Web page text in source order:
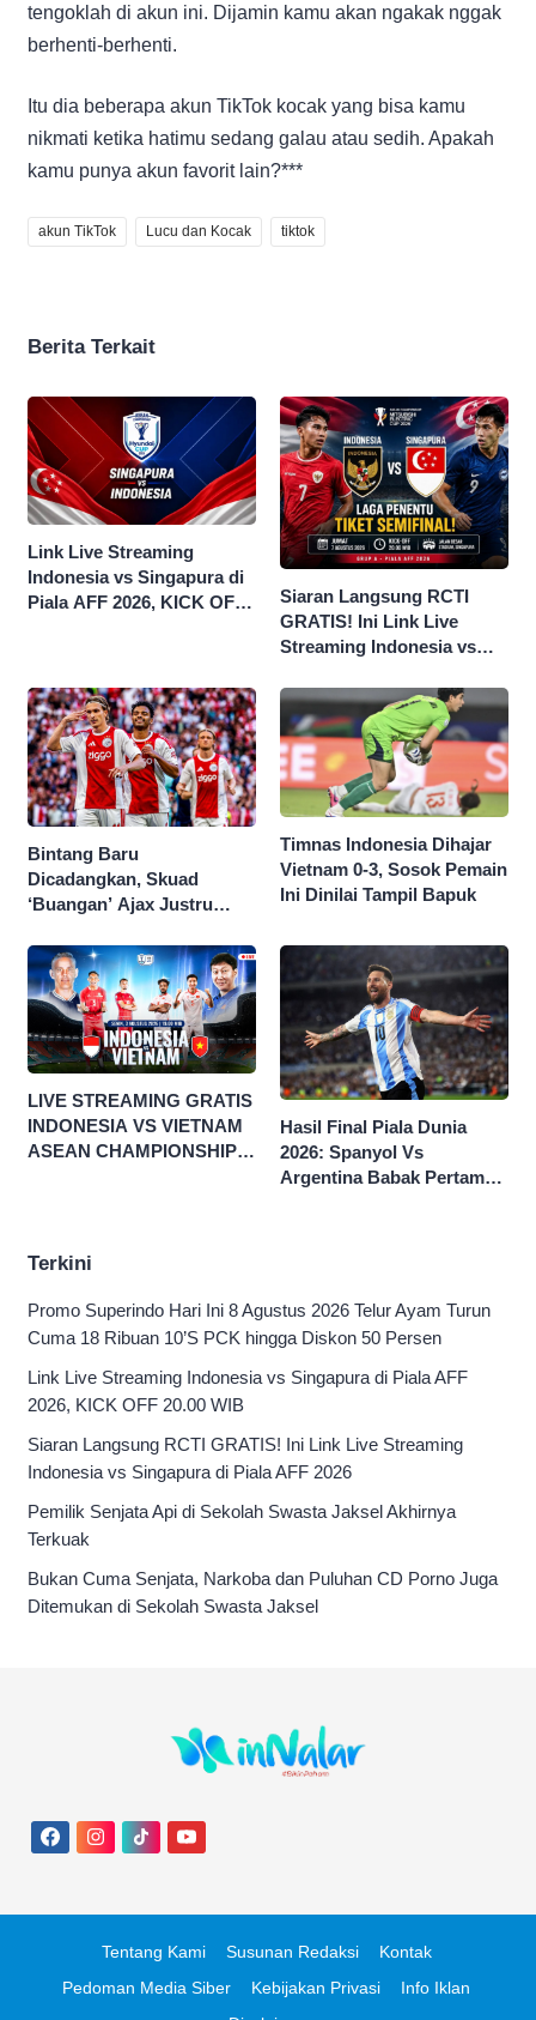
tengoklah di akun ini. Dijamin kamu akan ngakak nggak
berhenti-berhenti.
Itu dia beberapa akun TikTok kocak yang bisa kamu
nikmati ketika hatimu sedang galau atau sedih. Apakah
kamu punya akun favorit lain?***
akun TikTok Lucu dan Kocak tiktok
Berita Terkait
Link Live Streaming
Indonesia vs Singapura di
Piala AFF 2026, KICK OFF
Siaran Langsung RCTI
GRATIS! Ini Link Live
Streaming Indonesia vs
2026
Bintang Baru
Dicadangkan, Skuad
‘Buangan’ Ajax Justru
Timnas Indonesia Dihajar
Vietnam 0-3, Sosok Pemain
Ini Dinilai Tampil Bapuk
LIVE STREAMING GRATIS
INDONESIA VS VIETNAM
ASEAN CHAMPIONSHIP
Hasil Final Piala Dunia
2026: Spanyol Vs
Argentina Babak Pertama
Terkini
Promo Superindo Hari Ini 8 Agustus 2026 Telur Ayam Turun
Cuma 18 Ribuan 10’S PCK hingga Diskon 50 Persen
Link Live Streaming Indonesia vs Singapura di Piala AFF
2026, KICK OFF 20.00 WIB
Siaran Langsung RCTI GRATIS! Ini Link Live Streaming
Indonesia vs Singapura di Piala AFF 2026
Pemilik Senjata Api di Sekolah Swasta Jaksel Akhirnya
Terkuak
Bukan Cuma Senjata, Narkoba dan Puluhan CD Porno Juga
Ditemukan di Sekolah Swasta Jaksel
Tentang Kami Susunan Redaksi
Kontak
Pedoman Media Siber
Kebijakan Privasi
Info Iklan